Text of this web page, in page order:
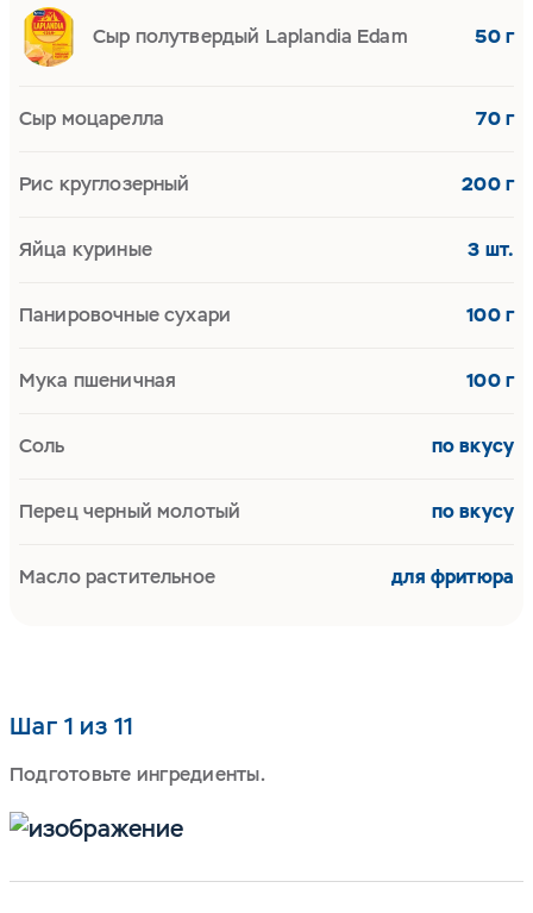
Шаг 1 из 11
Подготовьте ингредиенты.
Сыр полутвердый Laplandia Edam 50 г
Сыр моцарелла 70 г
Рис круглозерный 200 г
Яйца куриные 3 шт.
Панировочные сухари 100 г
Мука пшеничная 100 г
Соль по вкусу
Перец черный молотый по вкусу
Масло растительное для фритюра